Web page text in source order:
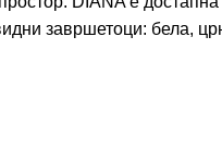
завршетоци: бела,